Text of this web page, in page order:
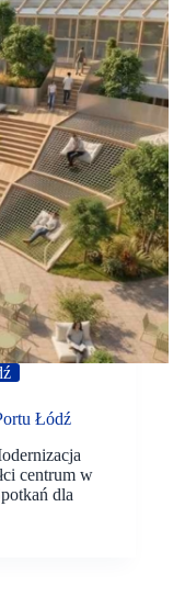
Łódź
centrum w
dla